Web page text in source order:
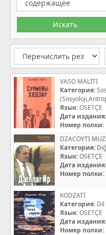
VASO MALİTI
Категория:
Язык:OSETÇE
Дата издания:
Номер полки:
DZACOYTI
Категория:
Язык:OSETÇE
Дата издания:
Номер полки:
KODZATİ
Категория: Dil
Язык:OSETÇE
Дата издания:
Номер полки: